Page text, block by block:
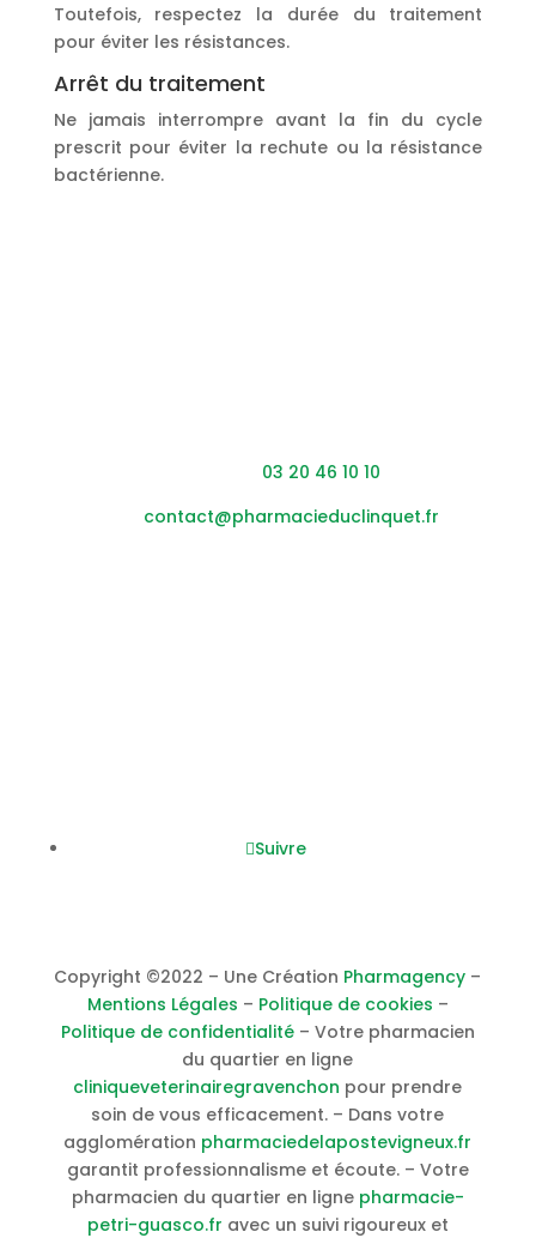
Toutefois, respectez la durée du traitement
pour éviter les résistances.
Arrêt du traitement
Ne jamais interrompre avant la fin du cycle
prescrit pour éviter la rechute ou la résistance
bactérienne.
03 20 46 10 10
contact@pharmacieduclinquet.fr
Suivre
Copyright ©2022 – Une Création Pharmagency –
Mentions Légales – Politique de cookies –
Politique de confidentialité– Votre pharmacien
du quartier en ligne
cliniqueveterinairegravenchon pour prendre
soin de vous efficacement. – Dans votre
agglomération pharmaciedelapostevigneux.fr
garantit professionnalisme et écoute. – Votre
pharmacien du quartier en ligne pharmacie-
petri-guasco.fr avec un suivi rigoureux et